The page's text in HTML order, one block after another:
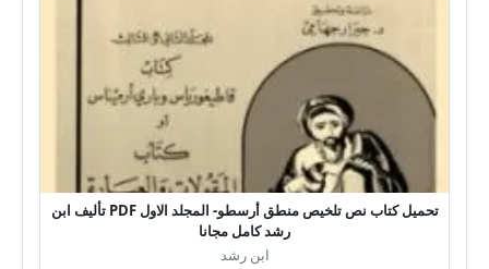
تحميل كتاب نص تلخيص منطق أرسطو- المجلد الاول PDF تأليف ابن
رشد كامل مجانا
ابن رشد